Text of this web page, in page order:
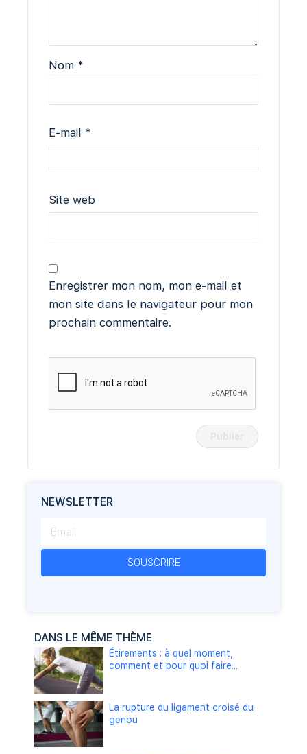
Nom *
E-mail *
Site web
Enregistrer mon nom, mon e-mail et
mon site dans le navigateur pour mon
prochain commentaire.
NEWSLETTER
SOUSCRIRE
DANS LE MÊME THÈME
Étirements : à quel moment,
comment et pour quoi faire...
La rupture du ligament croisé du
genou